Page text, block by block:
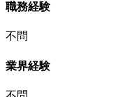
職務経験
不問
業界経験